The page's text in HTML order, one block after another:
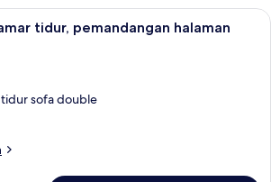
Cottage Deluks, 1 kamar tidur,
tidur, pemandangan halaman
sofa double